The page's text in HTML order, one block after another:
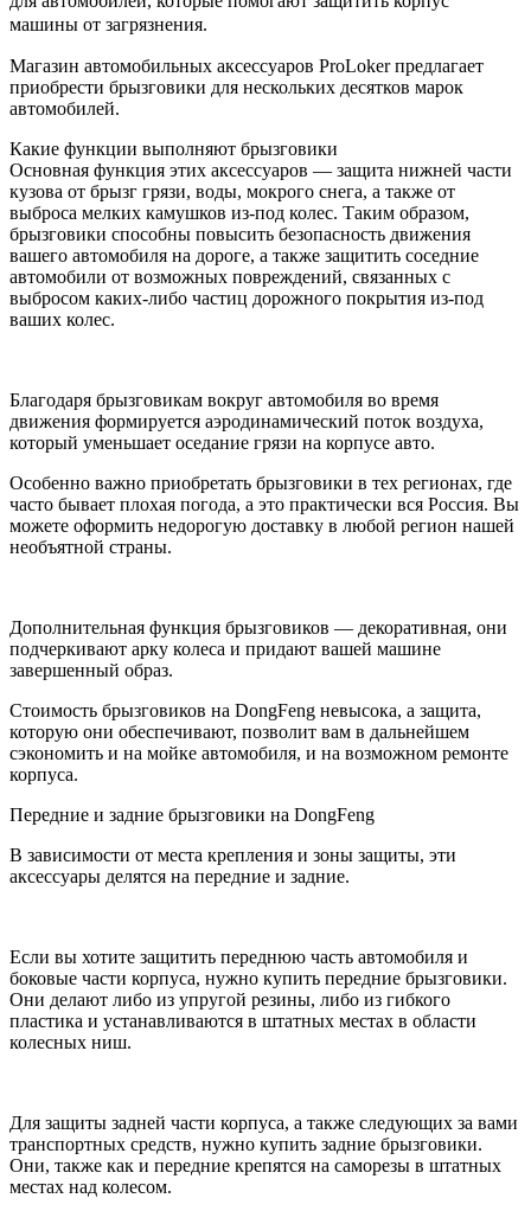
машины от загрязнения.
Магазин автомобильных аксессуаров ProLoker предлагает
приобрести брызговики для нескольких десятков марок
автомобилей.
Какие функции выполняют брызговики
Основная функция этих аксессуаров — защита нижней части
кузова от брызг грязи, воды, мокрого снега, а также от
выброса мелких камушков из-под колес. Таким образом,
брызговики способны повысить безопасность движения
вашего автомобиля на дороге, а также защитить соседние
автомобили от возможных повреждений, связанных с
выбросом каких-либо частиц дорожного покрытия из-под
ваших колес.
Благодаря брызговикам вокруг автомобиля во время
движения формируется аэродинамический поток воздуха,
который уменьшает оседание грязи на корпусе авто.
Особенно важно приобретать брызговики в тех регионах, где
часто бывает плохая погода, а это практически вся Россия. Вы
можете оформить недорогую доставку в любой регион нашей
необъятной страны.
Дополнительная функция брызговиков — декоративная, они
подчеркивают арку колеса и придают вашей машине
завершенный образ.
Стоимость брызговиков на DongFeng невысока, а защита,
которую они обеспечивают, позволит вам в дальнейшем
сэкономить и на мойке автомобиля, и на возможном ремонте
корпуса.
Передние и задние брызговики на DongFeng
В зависимости от места крепления и зоны защиты, эти
аксессуары делятся на передние и задние.
Если вы хотите защитить переднюю часть автомобиля и
боковые части корпуса, нужно купить передние брызговики.
Они делают либо из упругой резины, либо из гибкого
пластика и устанавливаются в штатных местах в области
колесных ниш.
Для защиты задней части корпуса, а также следующих за вами
транспортных средств, нужно купить задние брызговики.
Они, также как и передние крепятся на саморезы в штатных
местах над колесом.